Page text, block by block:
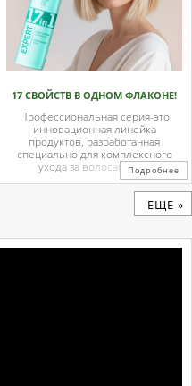
17 СВОЙСТВ В ОДНОМ ФЛАКОНЕ!
Профессиональная серия-это
инновационная линейка
продуктов, разработанная
специально для комплексного
ухода за волосами и ...Подробнее
ЕЩЕ »